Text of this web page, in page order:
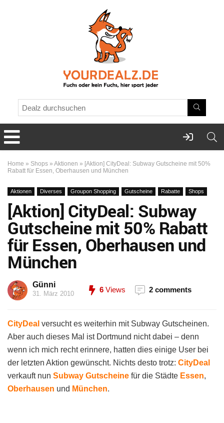
Home » Shops » Aktionen » [Aktion] CityDeal: Subway Gutscheine mit 50%
Rabatt für Essen, Oberhausen und München
Aktionen Diverses Groupon Shopping Gutscheine Rabatte Shops
[Aktion] CityDeal: Subway
Gutscheine mit 50% Rabatt
für Essen, Oberhausen und
München
Günni
31. März 2010 6 Views 2 comments
CityDeal versucht es weiterhin mit Subway Gutscheinen.
Aber auch dieses Mal ist Dortmund nicht dabei – denn
wenn ich mich recht erinnere, hatten dies einige User bei
der letzten Aktion gewünscht. Nichts desto trotz: CityDeal
verkauft nun Subway Gutscheine für die Städte Essen,
Oberhausen und München.